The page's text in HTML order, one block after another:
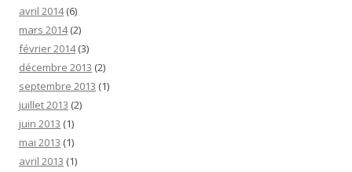
avril 2014(6)
mars 2014(2)
février 2014(3)
décembre 2013 (2)
septembre 2013 (1)
juillet 2013 (2)
juin 2013 (1)
mai 2013 (1)
avril 2013 (1)